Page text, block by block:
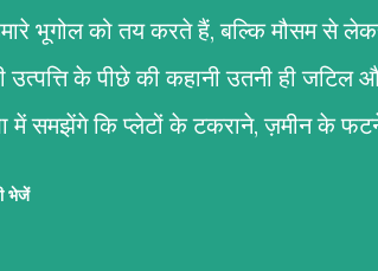
भूगोल को तय करते हैं, बल्कि मौसम से
के पीछे की कहानी उतनी ही जटिल
में समझेंगे कि प्लेटों के टकराने, ज़मीन के
भेजें